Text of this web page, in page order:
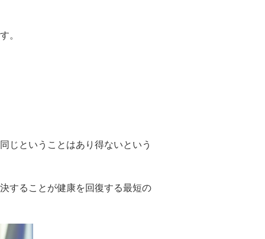
。
じということはあり得ないという
することが健康を回復する最短の